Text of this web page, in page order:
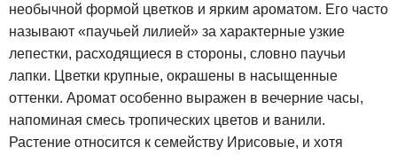
необычной формой цветков и ярким ароматом. Его часто
называют «паучьей лилией» за характерные узкие
лепестки, расходящиеся в стороны, словно паучьи
лапки. Цветки крупные, окрашены в насыщенные
оттенки. Аромат особенно выражен в вечерние часы,
напоминая смесь тропических цветов и ванили.
Растение относится к семейству Ирисовые, и хотя